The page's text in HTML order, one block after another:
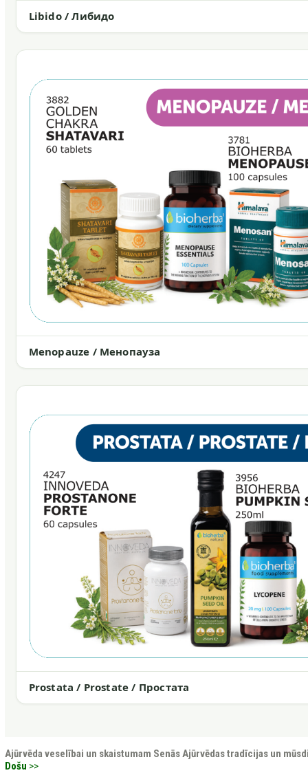
Libido / Либидо
Menopauze / Менопауза
Prostata / Prostate / Простата
Ajūrvēda veselībai un skaistumam Senās Ajūrvēdas tradīcijas un
Došu >>